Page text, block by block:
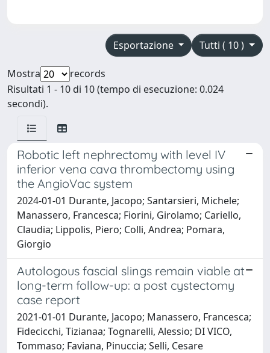
Tutti ( 10 )
Esportazione
Mostra
records
Risultati 1 - 10 di 10 (tempo di esecuzione: 0.024
secondi).
Robotic left nephrectomy with level IV
inferior vena cava thrombectomy using
the AngioVac system
2024-01-01 Durante, Jacopo; Santarsieri, Michele;
Manassero, Francesca; Fiorini, Girolamo; Cariello,
Claudia; Lippolis, Piero; Colli, Andrea; Pomara,
Giorgio
Autologous fascial slings remain viable at
long-term follow-up: a post cystectomy
case report
2021-01-01 Durante, Jacopo; Manassero, Francesca;
Fidecicchi, Tizianaa; Tognarelli, Alessio; DI VICO,
Tommaso; Faviana, Pinuccia; Selli, Cesare